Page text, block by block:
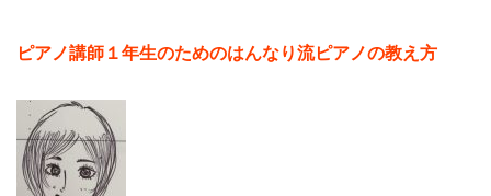
ピアノ講師１年生のためのはんなり流ピアノの教え方